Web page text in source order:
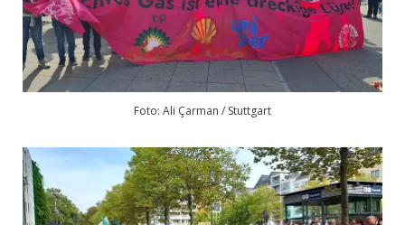
Foto: Ali Çarman / Stuttgart